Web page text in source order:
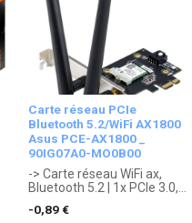
Carte réseau PCIe
Bluetooth 5.2/WiFi AX1800
Asus PCE-AX1800 _
90IG07A0-MO0B00
-> Carte réseau WiFi ax,
Bluetooth 5.2 | 1x PCIe 3.0,
Vert | Low Profile, 1x slot,
- 0,89€